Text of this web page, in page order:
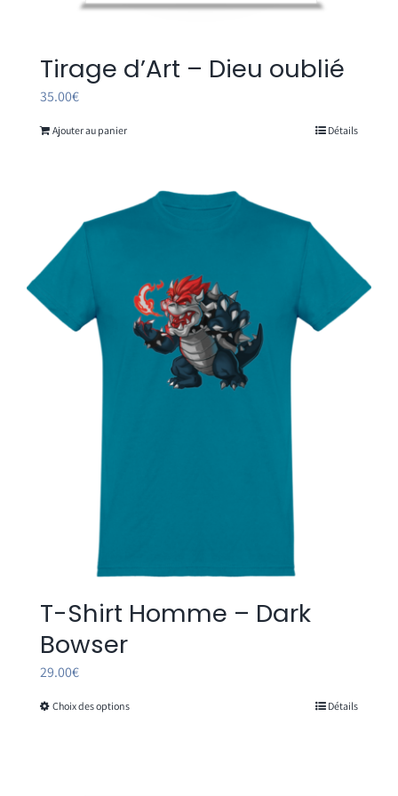
Tirage d’Art – Dieu oublié
35.00€
Ajouter au panier Détails
T-Shirt Homme – Dark
Bowser
29.00€
Choix des optionsCe
Détails